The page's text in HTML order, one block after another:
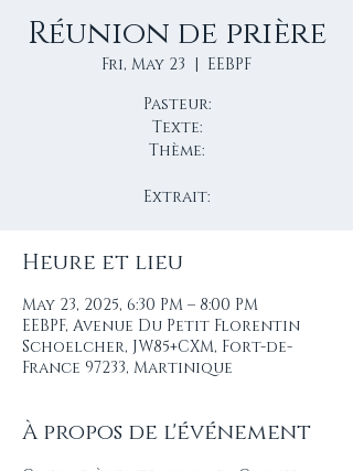
Réunion de prière
Fri, May 23
  |
EEBPF
Pasteur:
Texte:
Thème:
Extrait:
Heure et lieu
May 23, 2025, 6:30 PM – 8:00 PM
EEBPF, Avenue Du Petit Florentin
Schoelcher, JW85+CXM, Fort-de-
France 97233, Martinique
À propos de l'événement